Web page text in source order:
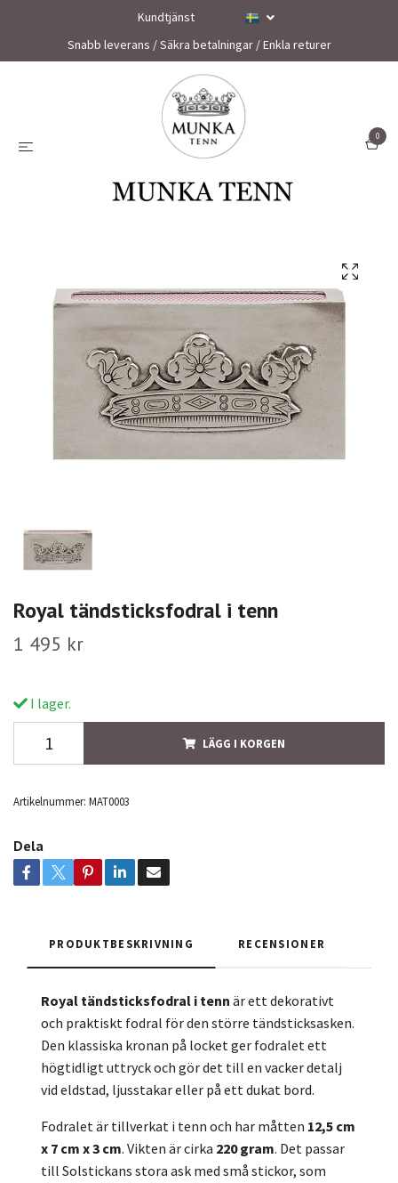
Kundtjänst
Snabb leverans / Säkra betalningar / Enkla returer
0
Royal tändsticksfodral i tenn
1 495 kr
I lager.
LÄGG I KORGEN
Artikelnummer: MAT0003
Dela
PRODUKTBESKRIVNING RECENSIONER
Royal tändsticksfodral i tenn är ett dekorativt
och praktiskt fodral för den större tändsticksasken.
Den klassiska kronan på locket ger fodralet ett
högtidligt uttryck och gör det till en vacker detalj
vid eldstad, ljusstakar eller på ett dukat bord.
Fodralet är tillverkat i tenn och har måtten 12,5 cm
x 7 cm x 3 cm. Vikten är cirka 220 gram. Det passar
till Solstickans stora ask med små stickor, som